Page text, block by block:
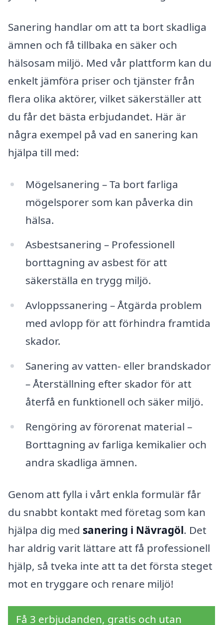
Sanering handlar om att ta bort skadliga
ämnen och få tillbaka en säker och
hälsosam miljö. Med vår plattform kan du
enkelt jämföra priser och tjänster från
flera olika aktörer, vilket säkerställer att
du får det bästa erbjudandet. Här är
några exempel på vad en sanering kan
hjälpa till med:
Mögelsanering – Ta bort farliga
mögelsporer som kan påverka din
hälsa.
Asbestsanering – Professionell
borttagning av asbest för att
säkerställa en trygg miljö.
Avloppssanering – Åtgärda problem
med avlopp för att förhindra framtida
skador.
Sanering av vatten- eller brandskador
– Återställning efter skador för att
återfå en funktionell och säker miljö.
Rengöring av förorenat material –
Borttagning av farliga kemikalier och
andra skadliga ämnen.
Genom att fylla i vårt enkla formulär får
du snabbt kontakt med företag som kan
hjälpa dig med sanering i Nävragöl. Det
har aldrig varit lättare att få professionell
hjälp, så tveka inte att ta det första steget
mot en tryggare och renare miljö!
Få 3 erbjudanden, gratis och utan